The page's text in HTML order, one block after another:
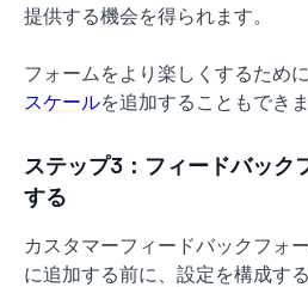
提供する機会を得られます。
フォームをより楽しくするために
スケールを追加することもできま
ステップ3：フィードバック
する
カスタマーフィードバックフォ
に追加する前に、設定を構成す